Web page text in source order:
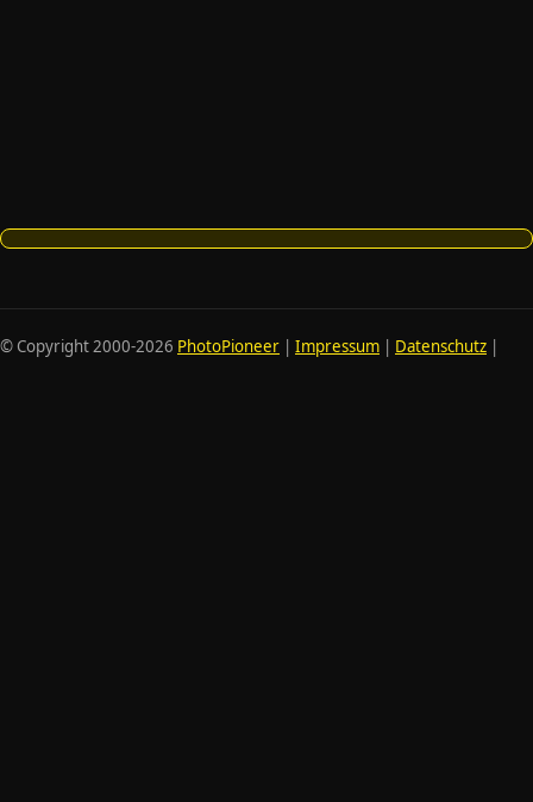
© Copyright 2000-2026 PhotoPioneer | Impressum | Datenschutz |